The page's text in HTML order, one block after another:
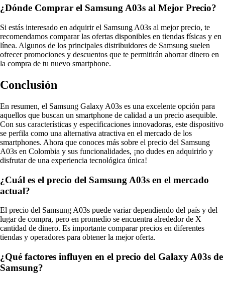
¿Dónde Comprar el Samsung A03s al Mejor Precio?
Si estás interesado en adquirir el Samsung A03s al mejor precio, te
recomendamos comparar las ofertas disponibles en tiendas físicas y en
línea. Algunos de los principales distribuidores de Samsung suelen
ofrecer promociones y descuentos que te permitirán ahorrar dinero en
la compra de tu nuevo smartphone.
Conclusión
En resumen, el Samsung Galaxy A03s es una excelente opción para
aquellos que buscan un smartphone de calidad a un precio asequible.
Con sus características y especificaciones innovadoras, este dispositivo
se perfila como una alternativa atractiva en el mercado de los
smartphones. Ahora que conoces más sobre el precio del Samsung
A03s en Colombia y sus funcionalidades, ¡no dudes en adquirirlo y
disfrutar de una experiencia tecnológica única!
¿Cuál es el precio del Samsung A03s en el mercado
actual?
El precio del Samsung A03s puede variar dependiendo del país y del
lugar de compra, pero en promedio se encuentra alrededor de X
cantidad de dinero. Es importante comparar precios en diferentes
tiendas y operadores para obtener la mejor oferta.
¿Qué factores influyen en el precio del Galaxy A03s de
Samsung?